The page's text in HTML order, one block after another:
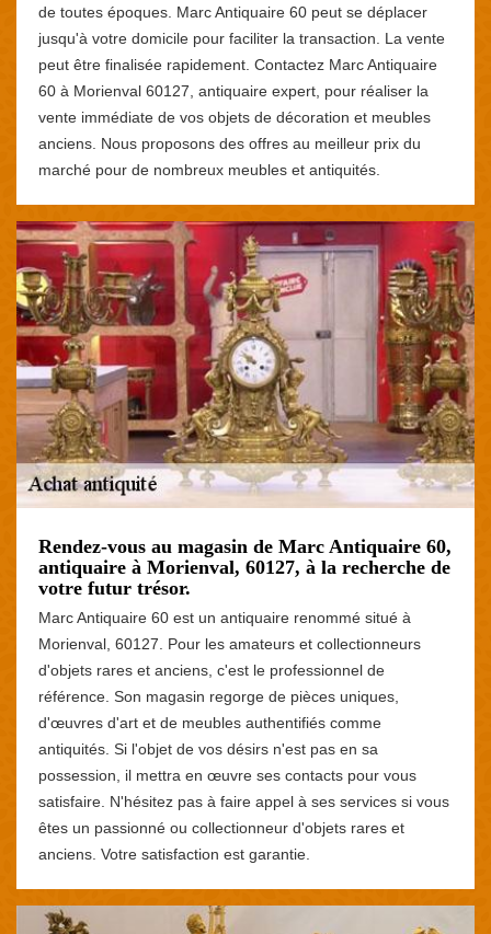
de toutes époques. Marc Antiquaire 60 peut se déplacer
jusqu'à votre domicile pour faciliter la transaction. La vente
peut être finalisée rapidement. Contactez Marc Antiquaire
60 à Morienval 60127, antiquaire expert, pour réaliser la
vente immédiate de vos objets de décoration et meubles
anciens. Nous proposons des offres au meilleur prix du
marché pour de nombreux meubles et antiquités.
Rendez-vous au magasin de Marc Antiquaire 60,
antiquaire à Morienval, 60127, à la recherche de
votre futur trésor.
Marc Antiquaire 60 est un antiquaire renommé situé à
Morienval, 60127. Pour les amateurs et collectionneurs
d'objets rares et anciens, c'est le professionnel de
référence. Son magasin regorge de pièces uniques,
d'œuvres d'art et de meubles authentifiés comme
antiquités. Si l'objet de vos désirs n'est pas en sa
possession, il mettra en œuvre ses contacts pour vous
satisfaire. N'hésitez pas à faire appel à ses services si vous
êtes un passionné ou collectionneur d'objets rares et
anciens. Votre satisfaction est garantie.